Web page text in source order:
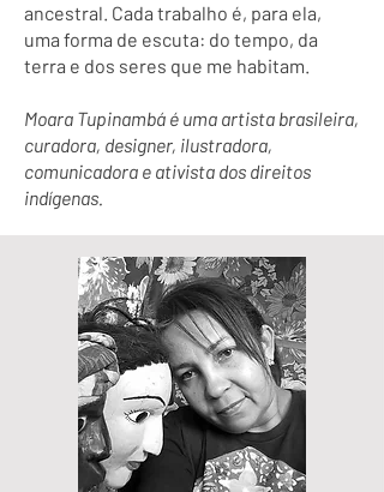
ancestral. Cada trabalho é, para ela,
uma forma de escuta: do tempo, da
terra e dos seres que me habitam.
Moara Tupinambá é uma artista brasileira,
curadora, designer, ilustradora,
comunicadora e ativista dos direitos
indígenas.